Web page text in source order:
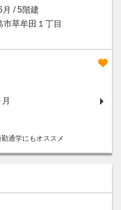
/ 5階建
市草牟田１丁目
通学にもオススメ